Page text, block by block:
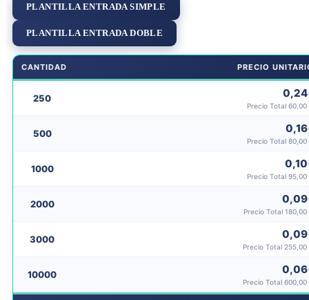
PLANTILLA ENTRADA SIMPLE
PLANTILLA ENTRADA DOBLE
CANTIDAD PRECIO
250 0,24
Precio Total 60,00
500 0,16
Precio Total 80,00
1000 0,10
Precio Total 95,00
2000 0,09
Precio Total 180,00
3000 0,09
Precio Total 255,00
10000 0,06
Precio Total 600,00